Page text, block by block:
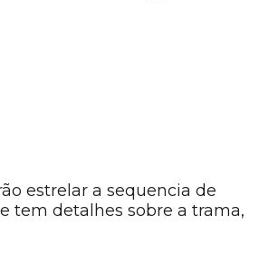
estrelar a sequencia de
tem detalhes sobre a trama,